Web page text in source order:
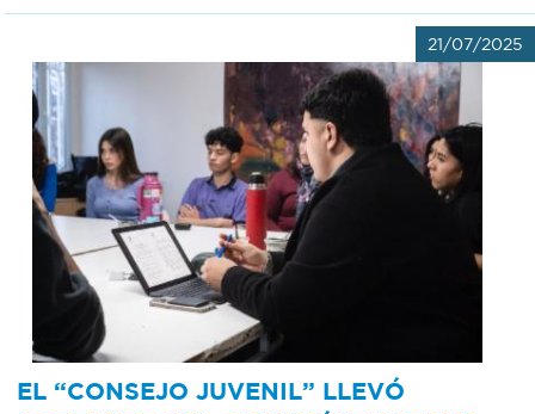
21/07/2025
EL “CONSEJO JUVENIL” LLEVÓ